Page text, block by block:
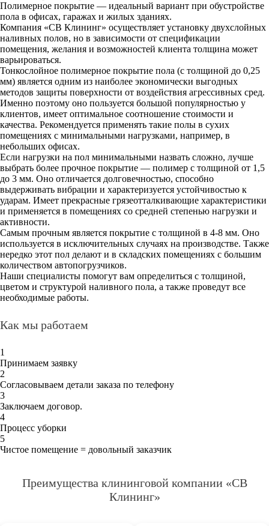
Полимерное покрытие — идеальный вариант при обустройстве
пола в офисах, гаражах и жилых зданиях.
Компания «СВ Клининг» осуществляет установку двухслойных
наливных полов, но в зависимости от спецификации
помещения, желания и возможностей клиента толщина может
варьироваться.
Тонкослойное полимерное покрытие пола (с толщиной до 0,25
мм) является одним из наиболее экономически выгодных
методов защиты поверхности от воздействия агрессивных сред.
Именно поэтому оно пользуется большой популярностью у
клиентов, имеет оптимальное соотношение стоимости и
качества. Рекомендуется применять такие полы в сухих
помещениях с минимальными нагрузками, например, в
небольших офисах.
Если нагрузки на пол минимальными назвать сложно, лучше
выбрать более прочное покрытие — полимер с толщиной от 1,5
до 3 мм. Оно отличается долговечностью, способно
выдерживать вибрации и характеризуется устойчивостью к
ударам. Имеет прекрасные грязеотталкивающие характеристики
и применяется в помещениях со средней степенью нагрузки и
активности.
Самым прочным является покрытие с толщиной в 4-8 мм. Оно
используется в исключительных случаях на производстве. Также
нередко этот пол делают и в складских помещениях с большим
количеством автопогрузчиков.
Наши специалисты помогут вам определиться с толщиной,
цветом и структурой наливного пола, а также проведут все
необходимые работы.
Как мы работаем
1
Принимаем заявку
2
Согласовываем детали заказа по телефону
3
Заключаем договор.
4
Процесс уборки
5
Чистое помещение = довольный заказчик
Преимущества клининговой компании «СВ
Клининг»